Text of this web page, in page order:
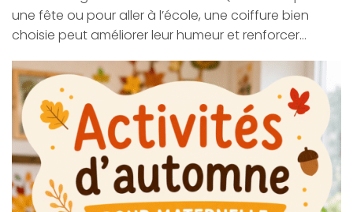
une fête ou pour aller à l’école, une coiffure bien
choisie peut améliorer leur humeur et renforcer…